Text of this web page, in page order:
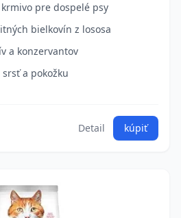
pre dospelé psy
bielkovín z lososa
a konzervantov
a pokožku
Detail kúpiť